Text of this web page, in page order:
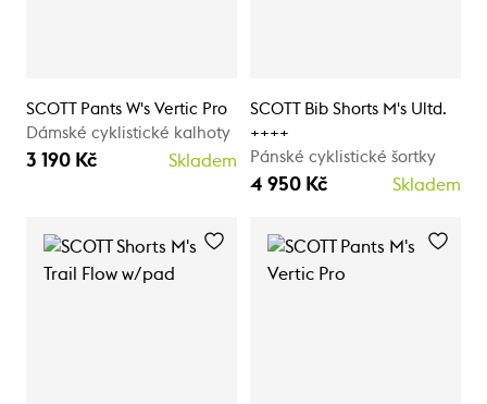
SCOTT Pants W's Vertic Pro
Dámské cyklistické kalhoty
3 190 Kč Skladem
SCOTT Bib Shorts M's Ultd.
++++
Pánské cyklistické šortky
4 950 Kč Skladem